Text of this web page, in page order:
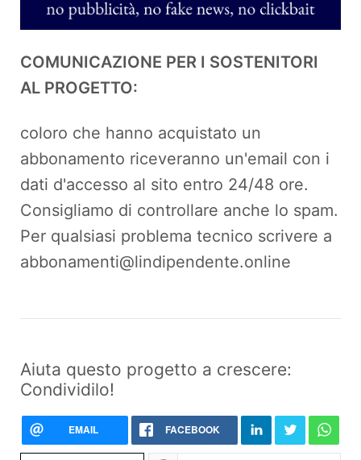
COMUNICAZIONE PER I SOSTENITORI
AL PROGETTO:
coloro che hanno acquistato un
abbonamento riceveranno un'email con i
dati d'accesso al sito entro 24/48 ore.
Consigliamo di controllare anche lo spam.
Per qualsiasi problema tecnico scrivere a
abbonamenti@lindipendente.online
Aiuta questo progetto a crescere:
Condividilo!
EMAIL FACEBOOK